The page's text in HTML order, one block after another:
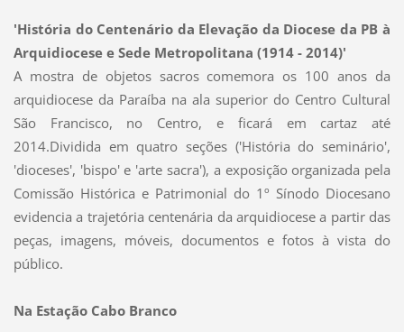
'História do Centenário da Elevação da Diocese da PB à
Arquidiocese e Sede Metropolitana (1914 - 2014)'
A mostra de objetos sacros comemora os 100 anos da
arquidiocese da Paraíba na ala superior do Centro Cultural
São Francisco, no Centro, e ficará em cartaz até
2014.Dividida em quatro seções ('História do seminário',
'dioceses', 'bispo' e 'arte sacra'), a exposição organizada pela
Comissão Histórica e Patrimonial do 1º Sínodo Diocesano
evidencia a trajetória centenária da arquidiocese a partir das
peças, imagens, móveis, documentos e fotos à vista do
público.
Na Estação Cabo Branco